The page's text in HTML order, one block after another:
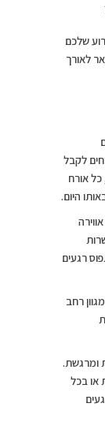
שלכם
לאורך
לקבל
אורח
היום.
רגעים
רחב
ומרגשת.
או בכל